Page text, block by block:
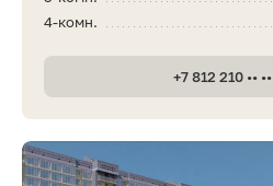
4-комн.
+7 812 210 •• ••